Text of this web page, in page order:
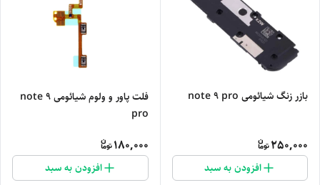
بازر زنگ شیائومی note 9 pro
250,000
افزودن به سبد
فلت پاور و ولوم شیائومی note 9
pro
180,000
افزودن به سبد